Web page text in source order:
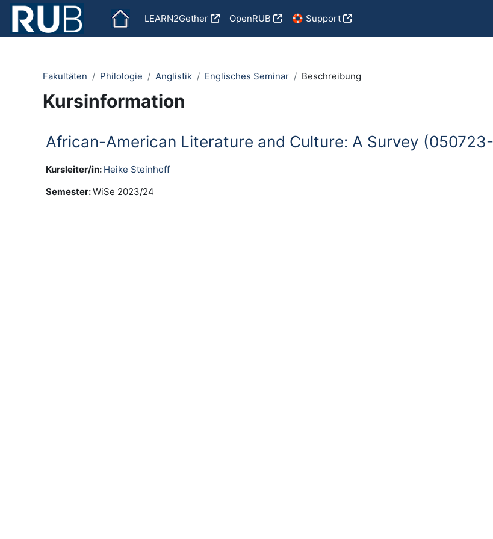
Zum Hauptinhalt
LEARN2Gether
OpenRUB 🛟 Support
Fakultäten Philologie Anglistik Englisches Seminar Beschreibung
Kursinformation
African-American Literature and Culture: A Survey
Kursleiter/in: Heike Steinhoff
Semester:WiSe 2023/24